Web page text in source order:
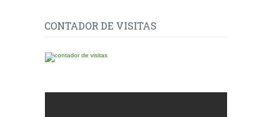
CONTADOR DE VISITAS